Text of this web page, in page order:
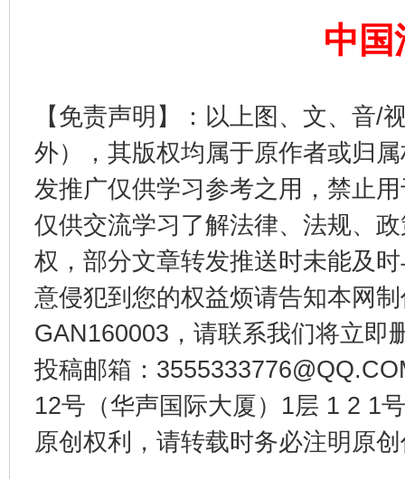
中国
【免责声明】：以上图、文、音/
外），其版权均属于原作者或归
发推广仅供学习参考之用，禁止
仅供交流学习了解法律、法规、
权，部分文章转发推送时未能及
意侵犯到您的权益烦请告知本网
GAN160003，请联系我们将立即
投稿邮箱：
12号（华声国际大厦）1层 1 2 1
原创权利，请转载时务必注明原
在谋一域中谋全局
今
习近平的博鳌关键词